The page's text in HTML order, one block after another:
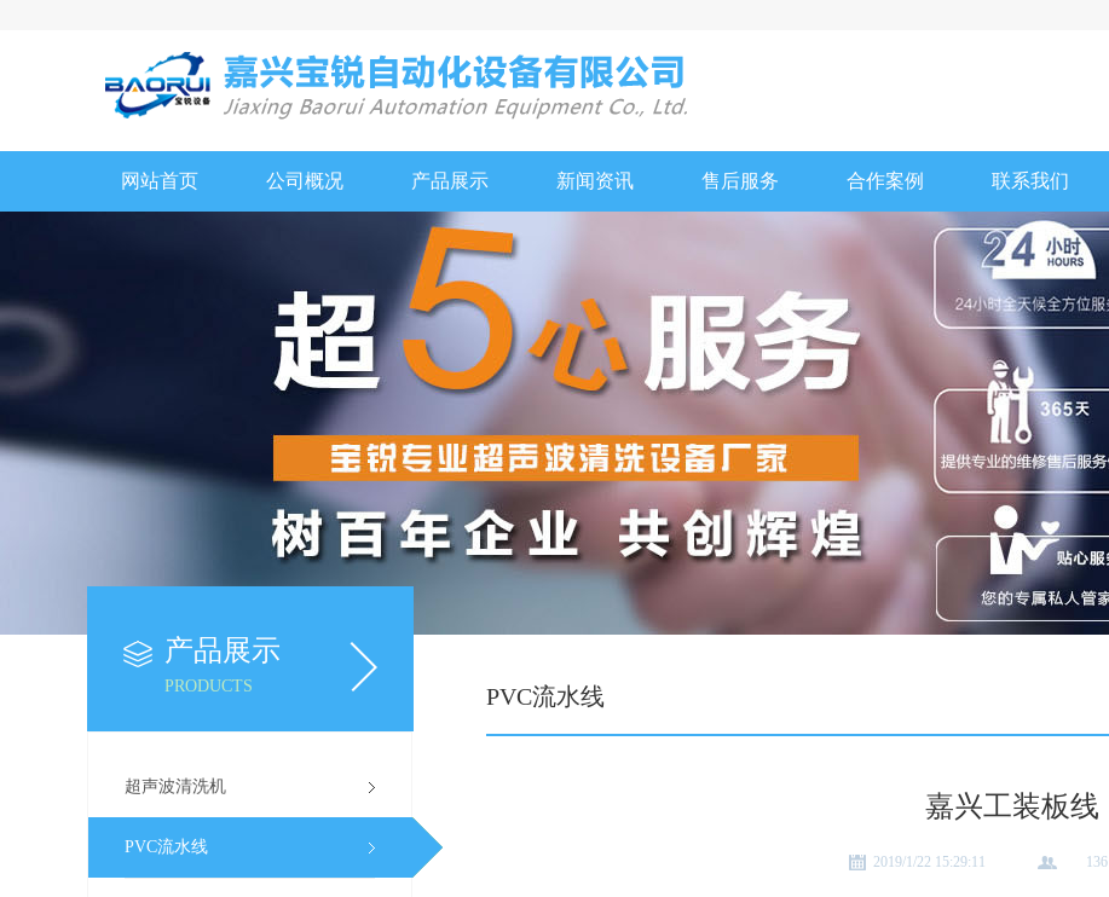
网站首页 公司概况 产品展示 新闻资讯 售后服务 合作案例 联系我们
产品展示
PRODUCTS
超声波清洗机
PVC流水线
PVC流水线
嘉兴工装板线
2019/1/22 15:29:11 136